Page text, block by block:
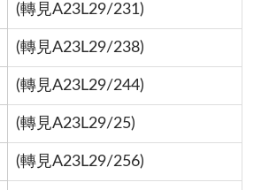
(轉見A23L29/231)
(轉見A23L29/238)
(轉見A23L29/244)
(轉見A23L29/25)
(轉見A23L29/256)